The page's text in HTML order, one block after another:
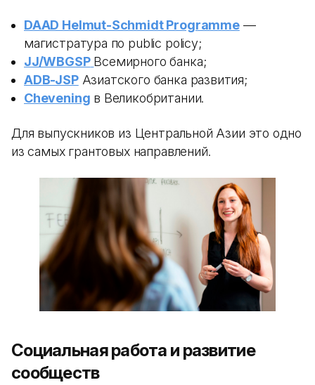
DAAD Helmut-Schmidt Programme—
магистратура по public policy;
JJ/WBGSP Всемирного банка;
ADB-JSPАзиатского банка развития;
Chevening в Великобритании.
Для выпускников из Центральной Азии это одно
из самых грантовых направлений.
Социальная работа и развитие
сообществ